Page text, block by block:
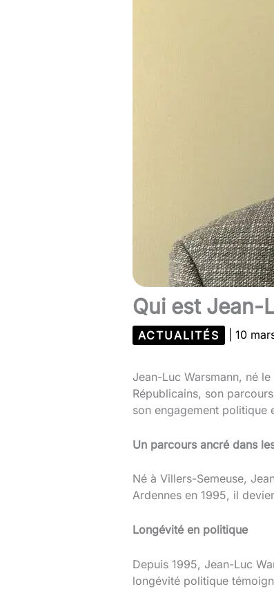
Qui est Jean-
ACTUALITÉS 10
Jean-Luc Warsmann, né
Républicains, son
son engagement politique
Un parcours ancré dans
Né à Villers-Semeuse,
Ardennes en 1995, il
Longévité en politique
Depuis 1995, Jean-Luc
longévité politique